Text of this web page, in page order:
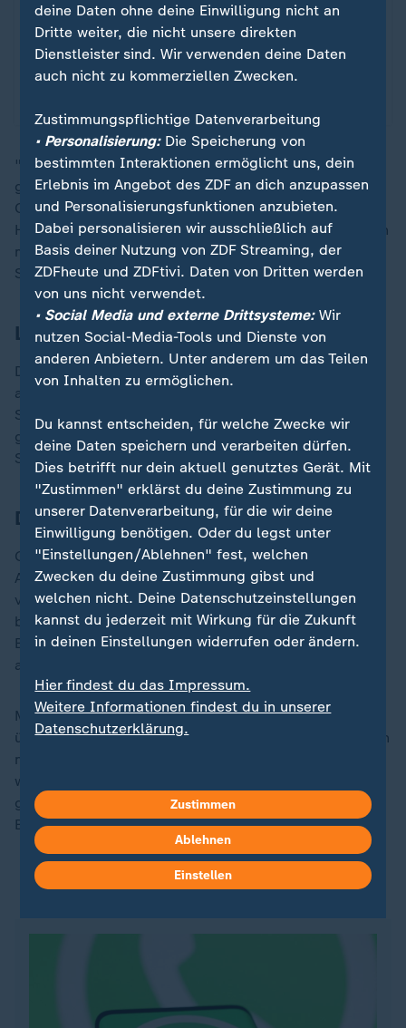
Tennis ist in der DDR ein Sport ohne Zukunft: nicht
erwünscht. Wer trotzdem von Wimbledon träumt,
kämpft mit Mut und Schmuggelware gegen
"Ich fühle mich gut, ich spiele gut und ich bin
glücklich auf dem Platz", sagte der Tokio-
Olympiasieger, der zum zehnten Mal ein Grand-Slam-
Halbfinale erreicht hat. "Natürlich hilft es immer, wenn
man gewinnt." In Melbourne hat Zverev bereits fünf
Siege gefeiert - zwei fehlen noch zum Titel.
Lob von Boris Becker
Dass der große Wurf möglich ist, glaubt inzwischen
auch Boris Becker. "Das war wieder großer Sport von
Sascha Zverev. In dieser Form kann er das Turnier
gewinnen", schwärmte der letzte deutsche Grand-
Slam-Sieger bei den Männern bei "Eurosport".
Dominant trotz Hitze
Gegen Tien überzeugte Zverev vor den Augen von
Angelique Kerber mit Aufschlagstärke und
verbesserter Vorhand. Das geschlossene Dach sorgte
bei bis zu 45 Grad Außentemperatur für konstante
Bedingungen. Zverev nutzte das, strahlte Sicherheit
aus und gewann den ersten Satz souverän.
Mit 24 Assen ließ sich Zverev auch nach einem
überstandenen Satzball nicht stoppen. Tien unterliefen
neun Doppelfehler, ein Break gelang ihm nicht. Zverev
war zu stark - auf dem Platz und danach, als er
geduldig Fragen zu seiner Stiftung für Diabetes-
Betroffene beantwortete.
ZDFsportstudio auf WhatsApp
deine Daten ohne deine Einwilligung nicht an
Dritte weiter, die nicht unsere direkten
Dienstleister sind. Wir verwenden deine Daten
auch nicht zu kommerziellen Zwecken.
Zustimmungspflichtige Datenverarbeitung
• Personalisierung:Die Speicherung von
bestimmten Interaktionen ermöglicht uns, dein
Erlebnis im Angebot des ZDF an dich anzupassen
und Personalisierungsfunktionen anzubieten.
Dabei personalisieren wir ausschließlich auf
Basis deiner Nutzung von ZDF Streaming, der
ZDFheute und ZDFtivi. Daten von Dritten werden
von uns nicht verwendet.
• Social Media und externe Drittsysteme:Wir
nutzen Social-Media-Tools und Dienste von
anderen Anbietern. Unter anderem um das Teilen
von Inhalten zu ermöglichen.
Du kannst entscheiden, für welche Zwecke wir
deine Daten speichern und verarbeiten dürfen.
Dies betrifft nur dein aktuell genutztes Gerät. Mit
"Zustimmen" erklärst du deine Zustimmung zu
unserer Datenverarbeitung, für die wir deine
Einwilligung benötigen. Oder du legst unter
"Einstellungen/Ablehnen" fest, welchen
Zwecken du deine Zustimmung gibst und
welchen nicht. Deine Datenschutzeinstellungen
kannst du jederzeit mit Wirkung für die Zukunft
in deinen Einstellungen widerrufen oder ändern.
Hier findest du das Impressum.
Weitere Informationen findest du in unserer
Datenschutzerklärung.
Zustimmen
Ablehnen
Einstellen